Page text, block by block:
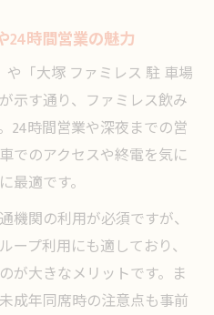
24時間営業の魅力
や「大塚 ファミレス 駐 車場
示す通り、ファミレス飲み
24時間営業や深夜までの営
でのアクセスや終電を気に
最適です。
機関の利用が必須ですが、
ープ利用にも適しており、
が大きなメリットです。ま
成年同席時の注意点も事前